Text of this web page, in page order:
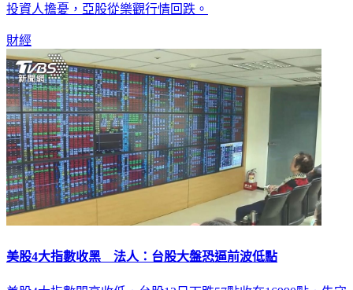
投資人擔憂，亞股從樂觀行情回跌。
財經
美股4大指數收黑 法人：台股大盤恐逼前波低點